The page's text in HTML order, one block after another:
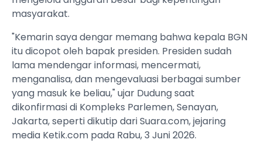
masyarakat.
"Kemarin saya dengar memang bahwa kepala BGN
itu dicopot oleh bapak presiden. Presiden sudah
lama mendengar informasi, mencermati,
menganalisa, dan mengevaluasi berbagai sumber
yang masuk ke beliau," ujar Dudung saat
dikonfirmasi di Kompleks Parlemen, Senayan,
Jakarta, seperti dikutip dari Suara.com, jejaring
media Ketik.com pada Rabu, 3 Juni 2026.